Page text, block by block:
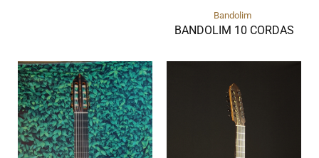
Bandolim
BANDOLIM 10 CORDAS